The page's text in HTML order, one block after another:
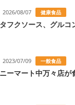
2026/08/07 健康食品
フクソース、グル
2023/07/09 一般食品
ーマート中万々店